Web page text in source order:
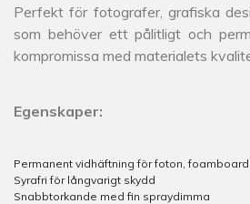
Perfekt för fotografer, grafiska
som behöver ett pålitligt och
kompromissa med materialets
Egenskaper:
Permanent vidhäftning för foton,
Syrafri för långvarigt skydd
Snabbtorkande med fin spraydimma